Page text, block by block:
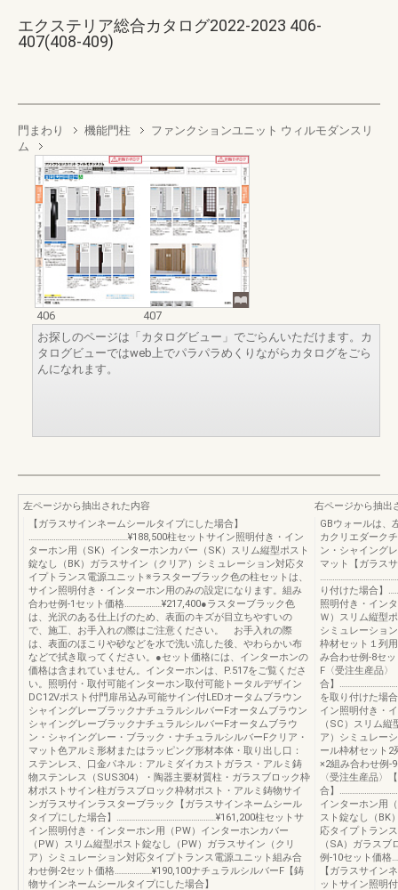
エクステリア総合カタログ2022-2023 406-
407(408-409)
門まわり 機能門柱
ファンクションユニット ウィルモダンスリ
ム
406
407
お探しのページは「カタログビュー」でごらんいただけます。カ
タログビューではweb上でパラパラめくりながらカタログをごら
んになれます。
左ページから抽出された内容
【ガラスサインネームシールタイプにした場合】
…………………………………………¥188,500柱セットサイン照明付き・イン
ターホン用（SK）インターホンカバー（SK）スリム縦型ポスト
錠なし（BK）ガラスサイン（クリア）シミュレーション対応タ
イプトランス電源ユニット※ラスターブラック色の柱セットは、
サイン照明付き・インターホン用のみの設定になります。組み
合わせ例-1セット価格………………¥217,400●ラスターブラック色
は、光沢のある仕上げのため、表面のキズが目立ちやすいの
で、施工、お手入れの際はご注意ください。 お手入れの際
は、表面のほこりや砂などを水で洗い流した後、やわらかい布
などで拭き取ってください。●セット価格には、インターホンの
価格は含まれていません。インターホンは、P.517をご覧くださ
い。照明付・取付可能インターホン取付可能トータルデザイン
DC12Vポスト付門扉吊込み可能サイン付LEDオータムブラウン
シャイングレーブラックナチュラルシルバーFオータムブラウン
シャイングレーブラックナチュラルシルバーFオータムブラウ
ン・シャイングレー・ブラック・ナチュラルシルバーFクリア・
マット色アルミ形材またはラッピング形材本体・取り出し口：
ステンレス、口金パネル：アルミダイカストガラス・アルミ鋳
物ステンレス（SUS304）・陶器主要材質柱・ガラスブロック枠
材ポストサイン柱ガラスブロック枠材ポスト・アルミ鋳物サイ
ンガラスサインラスターブラック【ガラスサインネームシール
タイプにした場合】…………………………………………¥161,200柱セットサ
イン照明付き・インターホン用（PW）インターホンカバー
（PW）スリム縦型ポスト錠なし（PW）ガラスサイン（クリ
ア）シミュレーション対応タイプトランス電源ユニット組み合
わせ例-2セット価格………………¥190,100ナチュラルシルバーF【鋳
物サインネームシールタイプにした場合】
右ページから抽出
GBウォールは、
カクリエダーク
ン・シャイング
マット【ガラス
り付けた場合】
照明付き・イン
Ｗ）スリム縦型
シミュレーショ
枠材セット１列
み合わせ例-8セ
F〈受注生産品〉
合】
を取り付けた場
イン照明付き・
（SC）スリム
ア）シミュレー
ール枠材セット2
×2組み合わせ例-
〈受注生産品〉
合】
インターホン用
スト錠なし（BK
応タイプトラン
（SA）ガラス
例-10セット価格
【ガラスサイン
ットサイン照明